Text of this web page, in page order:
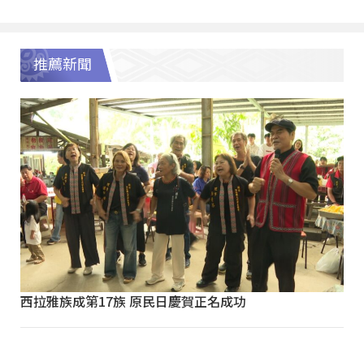
推薦新聞
西拉雅族成第17族 原民日慶賀正名成功